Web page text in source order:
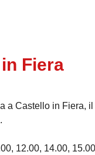
Fiera
a Castello in Fiera,
12.00, 14.00,